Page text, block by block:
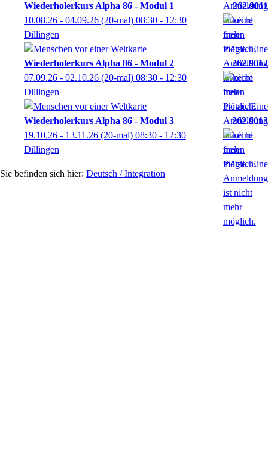
Wiederholerkurs Alpha 86 - Modul 1
262.9011
10.08.26 - 04.09.26 (20-mal) 08:30 - 12:30
Dillingen
Wiederholerkurs Alpha 86 - Modul 2
262.9012
07.09.26 - 02.10.26 (20-mal) 08:30 - 12:30
Dillingen
Wiederholerkurs Alpha 86 - Modul 3
262.9013
19.10.26 - 13.11.26 (20-mal) 08:30 - 12:30
Dillingen
Deutsch / Integration